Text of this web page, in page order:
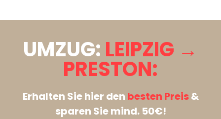
UMZUG: LEIPZIG →
PRESTON:
Erhalten Sie hier den besten Preis&
sparen Sie mind. 50€!